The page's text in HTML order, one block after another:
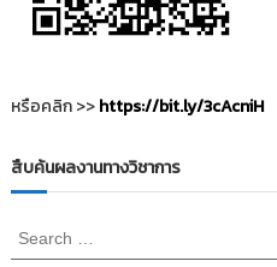
หรือคลิก >>https://bit.ly/3cAcniH
สืบค้นผลงานทางวิชาการ
e